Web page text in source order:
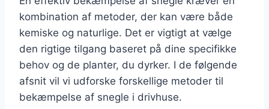
kombination af metoder, der kan være både
kemiske og naturlige. Det er vigtigt at vælge
den rigtige tilgang baseret på dine specifikke
behov og de planter, du dyrker. I de følgende
afsnit vil vi udforske forskellige metoder til
bekæmpelse af snegle i drivhuse.